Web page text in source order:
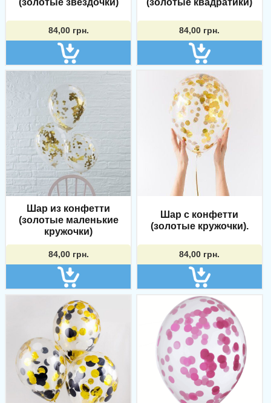
84,00 грн. 84,00 грн.
Шар из конфетти
(золотые маленькие
кружочки)
84,00 грн.
Шар с конфетти
(золотые кружочки).
84,00 грн.